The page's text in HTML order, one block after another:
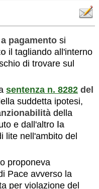
pagamento si
il tagliando all'interno
di trovare sul
sentenza n. 8282 del
suddetta ipotesi,
della
e dall'altro la
lite nell'ambito del
proponeva
Pace avverso la
per violazione del